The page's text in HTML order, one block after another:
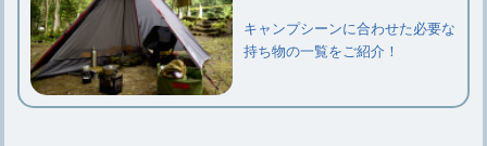
キャンプシーンに合わせた必要な
持ち物の一覧をご紹介！